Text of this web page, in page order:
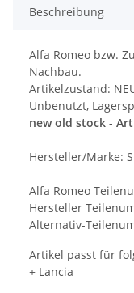
Beschreibung
Alfa Romeo bzw.
Nachbau.
Artikelzustand:
Unbenutzt,
new old stock -
Hersteller/Marke:
Alfa Romeo
Hersteller
Alternativ-
Artikel passt für
+ Lancia